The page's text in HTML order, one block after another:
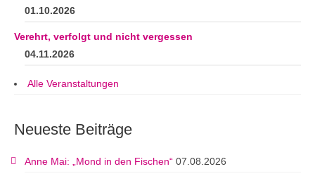
01.10.2026
Verehrt, verfolgt und nicht vergessen
04.11.2026
Alle Veranstaltungen
Neueste Beiträge
Anne Mai: „Mond in den Fischen“ 07.08.2026